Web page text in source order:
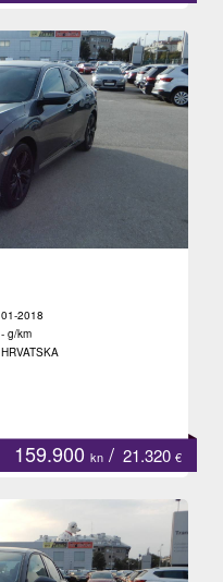
01-2018
- g/km
HRVATSKA
159.900 kn / 21.320 €